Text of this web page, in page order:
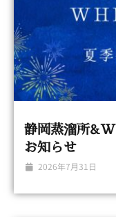
静岡蒸溜所
お知らせ
2026年7月31日